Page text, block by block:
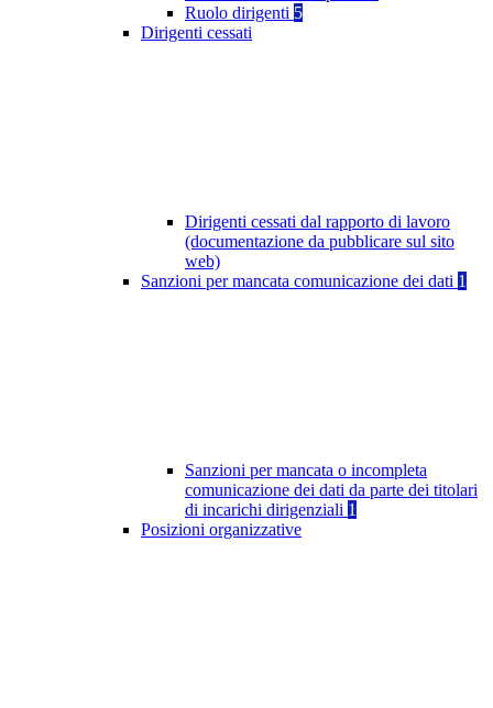
Ruolo dirigenti 5
Dirigenti cessati
Dirigenti cessati dal rapporto di lavoro
(documentazione da pubblicare sul sito
web)
Sanzioni per mancata comunicazione dei dati 1
Sanzioni per mancata o incompleta
comunicazione dei dati da parte dei titolari
di incarichi dirigenziali 1
Posizioni organizzative